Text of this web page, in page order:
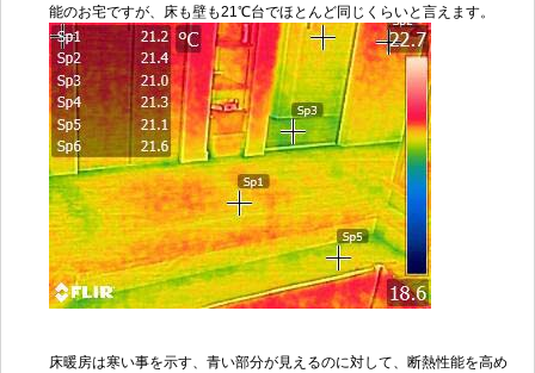
能のお宅ですが、床も壁も21℃台でほとんど同じくらいと言えます。
床暖房は寒い事を示す、青い部分が見えるのに対して、断熱性能を高め